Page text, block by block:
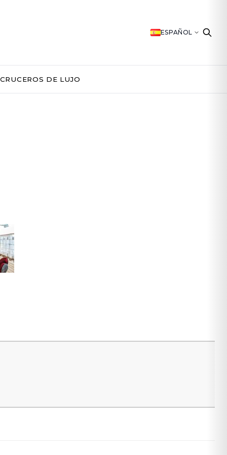
ESPAÑOL
CRUCEROS DE LUJO